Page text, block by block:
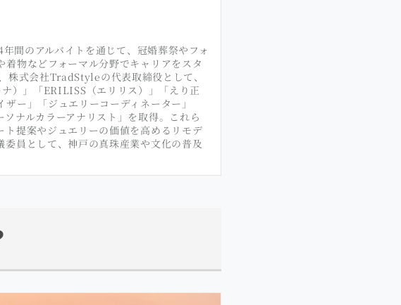
間のアルバイトを通じて、冠婚葬祭やフォ
物などフォーマル分野でキャリアをスタ
株式会社TradStyleの代表取締役として、
）」「ERILISS（エリリス）」「えり正
ー」「ジュエリーコーディネーター」
ナルカラーアナリスト」を取得。これら
提案やジュエリーの価値を高めるリモデ
員として、神戸の真珠産業や文化の普及